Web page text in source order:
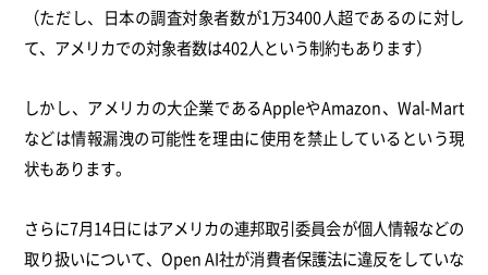
（ただし、日本の調査対象者数が1万3400人超であるのに対し
て、アメリカでの対象者数は402人という制約もあります）
しかし、アメリカの大企業であるAppleやAmazon、Wal-Mart
などは情報漏洩の可能性を理由に使用を禁止しているという現
状もあります。
さらに7月14日にはアメリカの連邦取引委員会が個人情報などの
取り扱いについて、Open AI社が消費者保護法に違反をしていな